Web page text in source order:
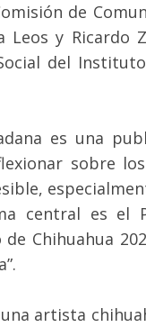
de
y Ricardo
del
es una
sobre
central es el
Chihuahua
artista